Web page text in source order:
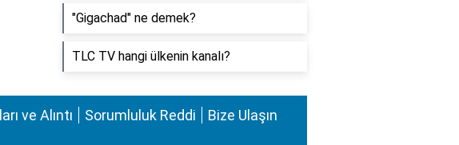
"Gigachad" ne demek?
TLC TV hangi ülkenin kanalı?
ve Alıntı Sorumluluk Reddi Bize Ulaşın